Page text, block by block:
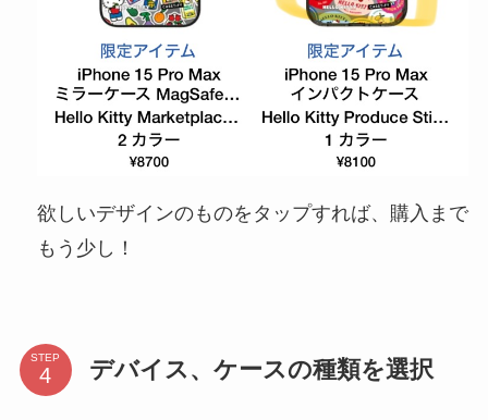
欲しいデザインのものをタップすれば、購入まで
もう少し！
STEP デバイス、ケースの種類を選択